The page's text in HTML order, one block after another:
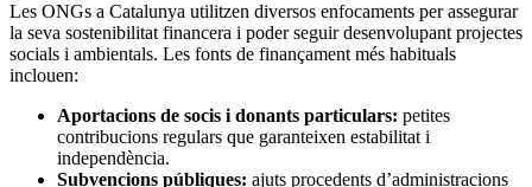
Les‌ ONGs a Catalunya utilitzen diversos enfocaments per assegurar
la seva sostenibilitat financera i poder ⁣seguir desenvolupant projectes‍
socials i⁢ ambientals. Les fonts de finançament més‍ habituals
inclouen:
Aportacions de ⁣socis i⁤ donants particulars: petites
contribucions ⁢regulars⁤ que garanteixen estabilitat i
independència.
Subvencions públiques: ajuts procedents d’administracions